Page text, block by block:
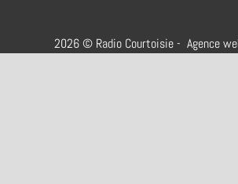
2026 © Radio Courtoisie - Agence